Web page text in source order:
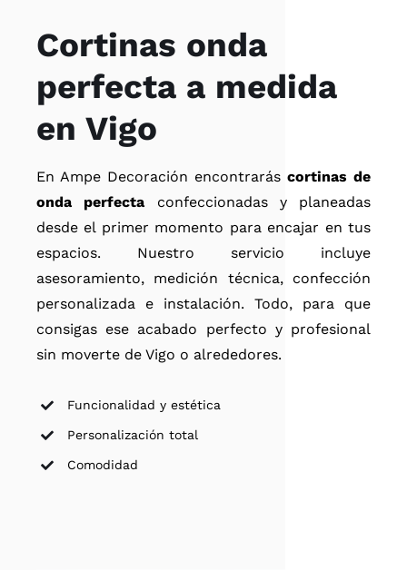
Cortinas onda
perfecta a medida
en Vigo
En Ampe Decoración encontraráscortinas de
onda perfecta confeccionadas y planeadas
desde el primer momento para encajar en tus
espacios. Nuestro servicio incluye
asesoramiento, medición técnica, confección
personalizada e instalación. Todo, para que
consigas ese acabado perfecto y profesional
sin moverte de Vigo o alrededores.
Funcionalidad y estética
Personalización total
Comodidad